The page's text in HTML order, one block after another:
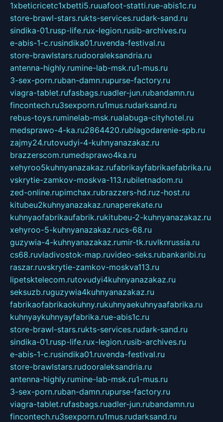
1xbeticricetc1xbetti5.ruuafoot-statti.rue-abis1c.ru
store-brawl-stars.rukts-services.rudark-sand.ru
sindika-01.rusp-life.rux-legion.rusib-archives.ru
e-abis-1-c.rusindika01.ruvenda-festival.ru
store-brawlstars.rudooraleksandria.ru
antenna-highly.rumine-lab-msk.ru1-mus.ru
3-sex-porn.ruban-damn.rupurse-factory.ru
viagra-tablet.rufasbags.ruadler-jun.rubandamn.ru
fincontech.ru3sexporn.ru1mus.rudarksand.ru
rebus-toys.ruminelab-msk.rualabuga-cityhotel.ru
medsprawo-4-ka.ru2864420.rublagodarenie-spb.ru
zajmy24.rutovudyi-4-kuhnyanazakaz.ru
brazzerscom.rumedsprawo4ka.ru
xehyroo5kuhnyanazakaz.rufabrikayfabrikaefabrika.ru
vskrytie-zamkov-moskva-113.rubiletnadom.ru
zed-online.rupimchax.rubrazzers-hd.ruz-host.ru
kitubeu2kuhnyanazakaz.runaperekate.ru
kuhnyaofabrikaufabrik.rukitubeu-2-kuhnyanazakaz.ru
xehyroo-5-kuhnyanazakaz.rucs-68.ru
guzywia-4-kuhnyanazakaz.rumir-tk.ruvlknrussia.ru
cs68.ruvladivostok-map.ruvideo-seks.rubankaribi.ru
raszar.ruvskrytie-zamkov-moskva113.ru
lipetsktelecom.rutovudyi4kuhnyanazakaz.ru
seksuzb.ruguzywia4kuhnyanazakaz.ru
fabrikaofabrikaokuhny.rukuhnyaekuhnyaafabrika.ru
kuhnyaykuhnyayfabrika.rue-abis1c.ru
store-brawl-stars.rukts-services.rudark-sand.ru
sindika-01.rusp-life.rux-legion.rusib-archives.ru
e-abis-1-c.rusindika01.ruvenda-festival.ru
store-brawlstars.rudooraleksandria.ru
antenna-highly.rumine-lab-msk.ru1-mus.ru
3-sex-porn.ruban-damn.rupurse-factory.ru
viagra-tablet.rufasbags.ruadler-jun.rubandamn.ru
fincontech.ru3sexporn.ru1mus.rudarksand.ru